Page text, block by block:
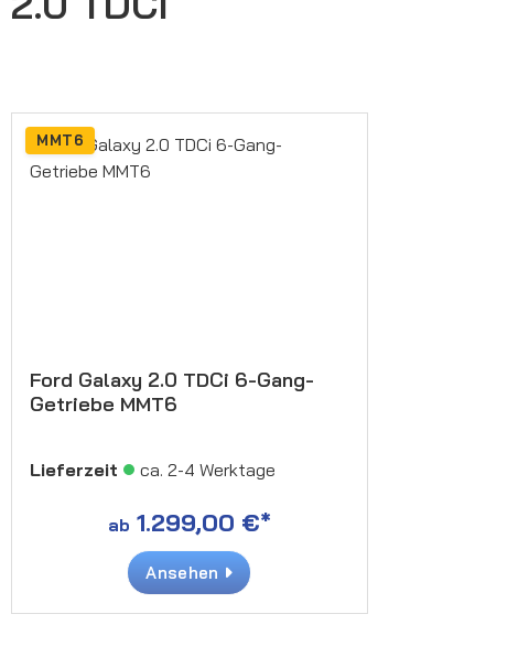
MMT6
Ford Galaxy 2.0 TDCi 6-Gang-
Getriebe MMT6
Lieferzeit ca. 2-4 Werktage
ab 1.299,00 €*
Ansehen